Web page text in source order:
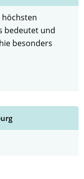
bedeutet und
besonders